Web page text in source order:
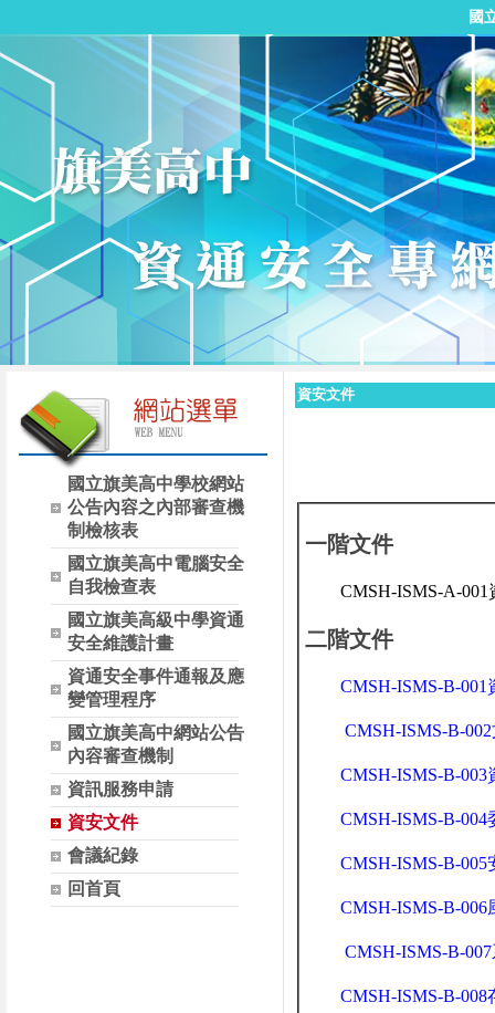
國
國立旗美高中學校網站
公告內容之內部審查機
制檢核表
國立旗美高中電腦安全
自我檢查表
國立旗美高級中學資通
安全維護計畫
資通安全事件通報及應
變管理程序
國立旗美高中網站公告
內容審查機制
資訊服務申請
資安文件
會議紀錄
回首頁
資安文件
一階文件
CMSH-ISMS-A-001
二階文件
CMSH-ISMS-B-001
CMSH-ISMS-B-
CMSH-ISMS-B-003
CMSH-ISMS-B-004
CMSH-ISMS-B-005
CMSH-ISMS-B-006
CMSH-ISMS-B-007
CMSH-ISMS-B-008